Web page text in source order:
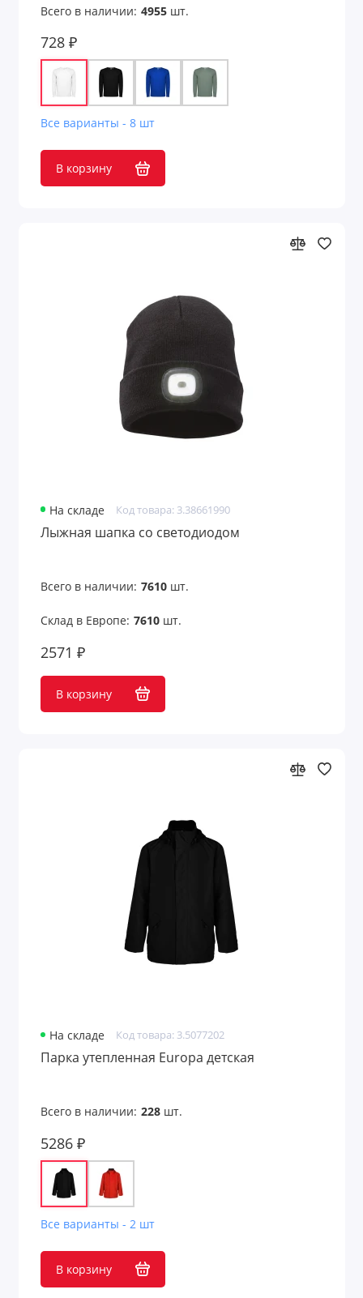
Всего в наличии: 4955шт.
728 ₽
Все варианты - 8 шт
В корзину
На складе Код товара: 3.38661990
Лыжная шапка со светодиодом
Всего в наличии: 7610шт.
Склад в Европе: 7610шт.
2571 ₽
В корзину
На складе Код товара: 3.5077202
Парка утепленная Europa детская
Всего в наличии: 228шт.
5286 ₽
Все варианты - 2 шт
В корзину